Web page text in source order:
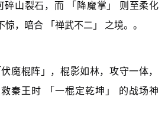
碎山裂石，而 「降魔掌」 则至柔化
，暗合 「禅武不二」 之境。。
魔棍阵」，棍影如林，攻守一体，
秦王时 「一棍定乾坤」 的战场神